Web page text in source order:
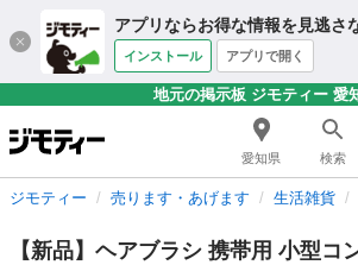
アプリならお得な情報を見逃さ
インストール アプリで開く
地元の掲示板 ジモティー 愛
愛知県 検索
ジモティー 売ります・あげます 生活雑貨
【新品】ヘアブラシ 携帯用 小型コ